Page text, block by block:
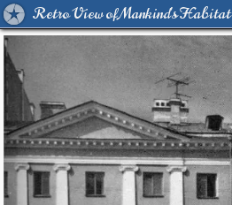
Retro View of Mankind's Habitat